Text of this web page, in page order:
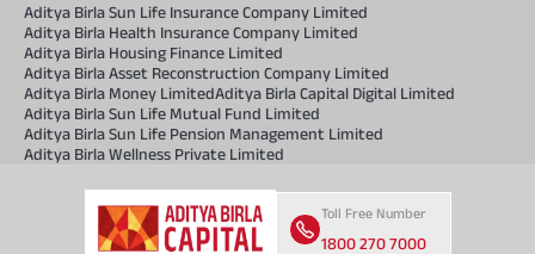
Aditya Birla Sun Life Insurance Company Limited
Aditya Birla Health Insurance Company Limited
Aditya Birla Housing Finance Limited
Aditya Birla Asset Reconstruction Company Limited
Aditya Birla Money LimitedAditya Birla Capital Digital Limited
Aditya Birla Sun Life Mutual Fund Limited
Aditya Birla Sun Life Pension Management Limited
Aditya Birla Wellness Private Limited
Toll Free Number
1800 270 7000